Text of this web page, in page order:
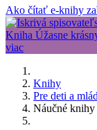
Ako čítať e-knihy
Knihy
Pre deti a
Náučné knihy